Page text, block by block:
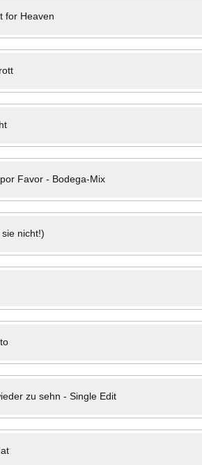
for Heaven
Favor - Bodega-Mix
nicht!)
zu sehn - Single Edit